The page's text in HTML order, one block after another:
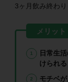
3ヶ月飲み終わり
日常生
けられる
モチベ